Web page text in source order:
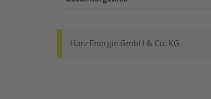
Harz Energie GmbH & Co. KG